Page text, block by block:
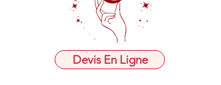
Devis En Ligne